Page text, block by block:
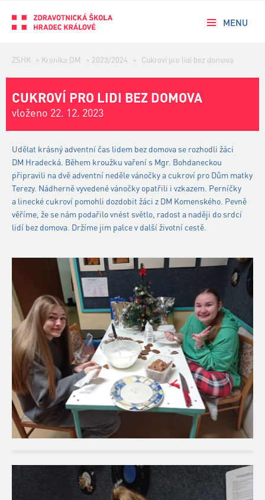
MENU
ZSHK > Kronika DM > 2023/2024 > Cukroví pro lidi bez domova
CUKROVÍ PRO LIDI BEZ DOMOVA
vloženo 22. 12. 2023
Udělat krásný adventní čas lidem bez domova se rozhodli žáci
DM Hradecká. Během kroužku vaření s Mgr. Bohdaneckou
připravili na dvě adventní neděle vánočky a cukroví pro Dům matky
Terezy. Nádherně vyvedené vánočky opatřili i vzkazem. Perníčky
a linecké cukroví pomohli dozdobit žáci z DM Komenského. Pevně
věříme, že se nám podařilo vnést světlo, radost a naději do srdcí
lidí bez domova. Držíme jim palce v další životní cestě.